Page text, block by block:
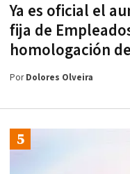
Ya es oficial el
fija de
homologación
PorDolores Olveira